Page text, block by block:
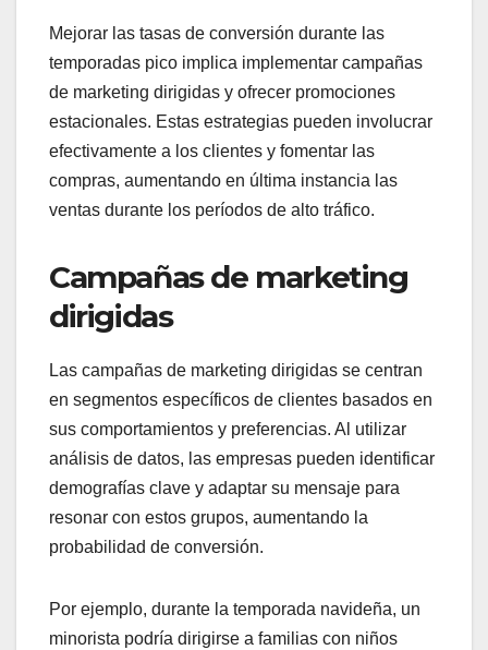
Mejorar las tasas de conversión durante las
temporadas pico implica implementar campañas
de marketing dirigidas y ofrecer promociones
estacionales. Estas estrategias pueden involucrar
efectivamente a los clientes y fomentar las
compras, aumentando en última instancia las
ventas durante los períodos de alto tráfico.
Campañas de marketing
dirigidas
Las campañas de marketing dirigidas se centran
en segmentos específicos de clientes basados en
sus comportamientos y preferencias. Al utilizar
análisis de datos, las empresas pueden identificar
demografías clave y adaptar su mensaje para
resonar con estos grupos, aumentando la
probabilidad de conversión.
Por ejemplo, durante la temporada navideña, un
minorista podría dirigirse a familias con niños